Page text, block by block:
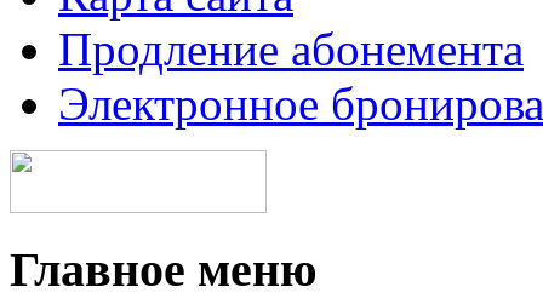
Продление абонемента
Электронное
Главное меню